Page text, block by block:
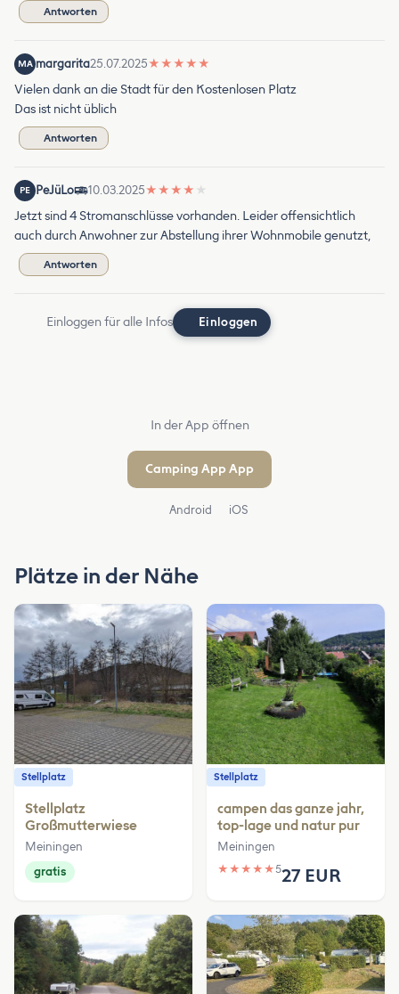
Antworten
MA margarita25.07.2025★ ★ ★ ★ ★
Vielen dank an die Stadt für den Kostenlosen Platz
Das ist nicht üblich
Antworten
PE PeJüLo 10.03.2025★ ★ ★ ★ ★
Jetzt sind 4 Stromanschlüsse vorhanden. Leider offensichtlich
auch durch Anwohner zur Abstellung ihrer Wohnmobile genutzt,
Antworten
Einloggen für alle Infos Einloggen
In der App öffnen
Camping App App
Android iOS
Plätze in der Nähe
Stellplatz
Stellplatz
Großmutterwiese
Meiningen
gratis
Stellplatz
campen das ganze jahr,
top-lage und natur pur
Meiningen
★ ★ ★ ★ ★527 EUR